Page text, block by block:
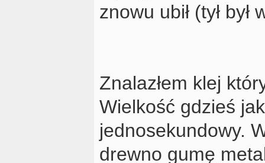
znowu ubił (tył
Znalazłem klej
Wielkość gdzieś
jednosekundowy.
drewno gumę